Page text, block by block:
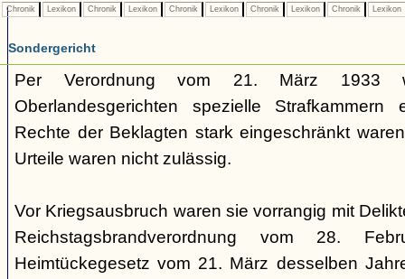
Chronik Lexikon Chronik Lexikon Chronik Lexikon Chronik Lexikon Chronik Lexikon
Sondergericht
Per Verordnung vom 21. März 1933
Oberlandesgerichten spezielle
Rechte der Beklagten stark eingeschränkt
Urteile waren nicht zulässig.
Vor Kriegsausbruch waren sie vorrangig mit
Reichstagsbrandverordnung vom 28.
Heimtückegesetz vom 21. März desselben